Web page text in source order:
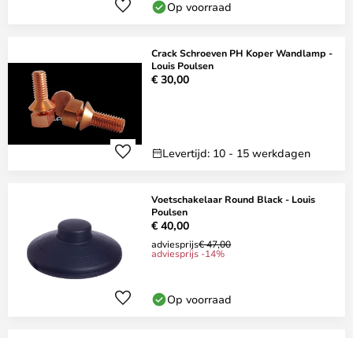
Op voorraad
Crack Schroeven PH Koper Wandlamp -
Louis Poulsen
€ 30,00
Levertijd: 10 - 15 werkdagen
Voetschakelaar Round Black - Louis
Poulsen
€ 40,00
adviesprijs€ 47,00
adviesprijs -14%
Op voorraad